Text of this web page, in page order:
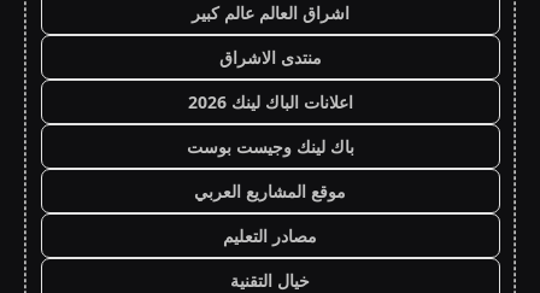
اشراق العالم عالم كبير
منتدى الاشراق
اعلانات الباك لينك 2026
باك لينك وجيست بوست
موقع المشاريع العربي
مصادر التعليم
خيال التقنية